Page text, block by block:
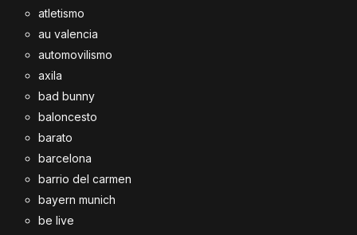
atletismo
au valencia
automovilismo
axila
bad bunny
baloncesto
barato
barcelona
barrio del carmen
bayern munich
be live